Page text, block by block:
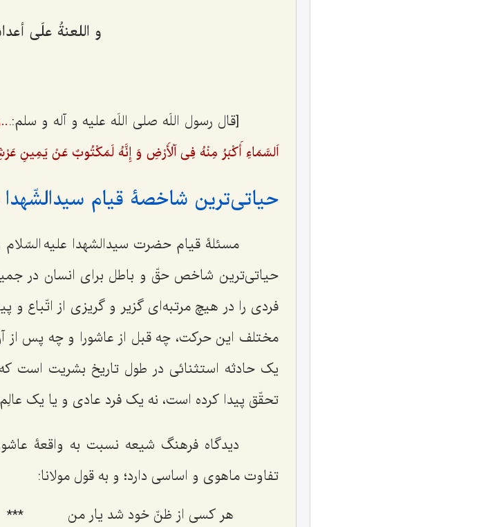
و اللعنةُ علَی
[قال رسول اللَه صلی اللَه علیه و آله و سلم:.
اَلسَّمَاءِ أَکْبَرُ مِنْهُ فِی اَلْأَرْضِ وَ إِنَّهُ لَمَکْتُوبٌ عَنْ یَمِینِ
حیاتی‌ترین شاخصۀ قیام سیدالشّهدا
مسئلۀ قیام حضرت سیدالشهدا علیه
حیاتی‌ترین شاخص حقّ و باطل برای انسان در
فردی را در هیچ مرتبه‌ای گزیر و گریزی از
مختلف این حرکت، چه قبل از عاشورا و چه پس از
یک حادثه استثنائی در طول تاریخ بشریت است
تحقّق پیدا کرده است، نه یک فرد عادی و یا یک
دیدگاه فرهنگ شیعه نسبت به واقعۀ
تفاوت ماهوی و اساسی دارد؛ و به قول مولانا:
هر کسی از ظنّ خود شد یار من
***